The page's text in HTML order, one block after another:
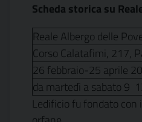
Scheda storica su
Reale Albergo delle
Corso Calatafimi, 217,
26 febbraio-25 aprile
da martedì a sabato 9 
Ledificio fu fondato